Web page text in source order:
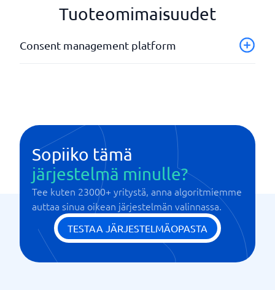
Tuoteomimaisuudet
Consent management platform
Tietokanta
Tilastot ja analyysi
Sopiiko tämä
järjestelmä minulle?
Tee kuten 23000+ yritystä, anna algoritmiemme
auttaa sinua oikean järjestelmän valinnassa.
TESTAA JÄRJESTELMÄOPASTA